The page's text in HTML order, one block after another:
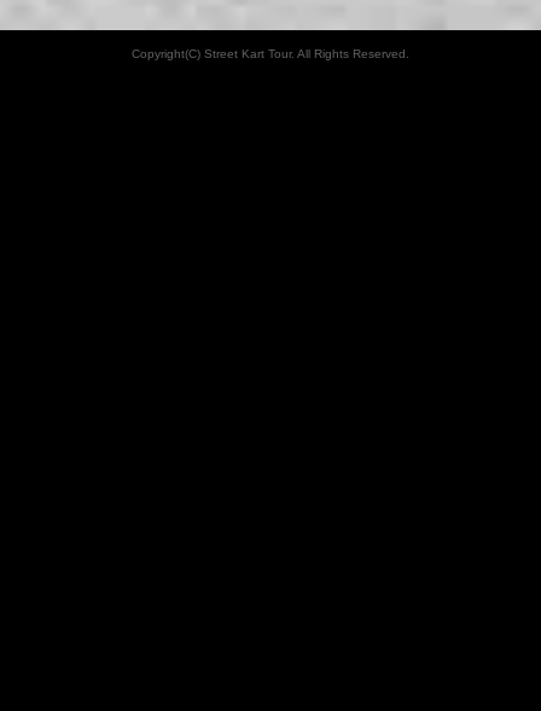
Copyright(C) Street Kart Tour. All Rights Reserved.